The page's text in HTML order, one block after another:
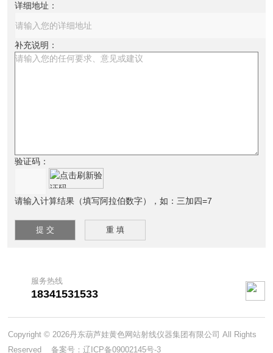
详细地址：
补充说明：
验证码：
请输入计算结果（填写阿拉伯数字），如：三加四=7
服务热线
18341531533
Copyright © 2026丹东葫芦娃黄色网站射线仪器集团有限公司 All Rights
Reserved 备案号：辽ICP备09002145号-3